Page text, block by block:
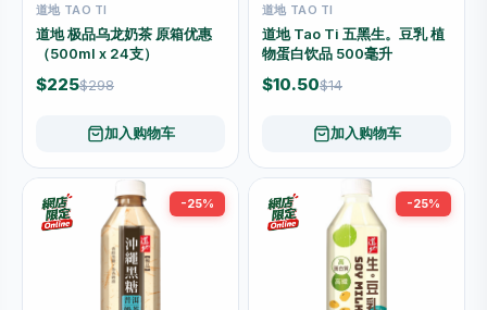
道地 TAO TI
道地 极品乌龙奶茶 原箱优惠
（500ml x 24支）
$225$298
加入购物车
道地 TAO TI
道地 Tao Ti 五黑生。豆乳 植
物蛋白饮品 500毫升
$10.50$14
加入购物车
-25% -25%